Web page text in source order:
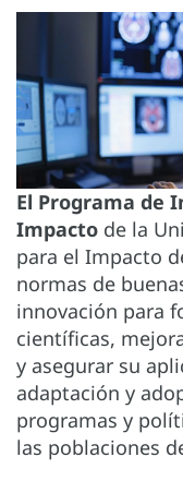
El Programa de
Impacto de la
para el Impacto
normas de
innovación para
científicas,
y asegurar su
adaptación y
programas y
las poblaciones